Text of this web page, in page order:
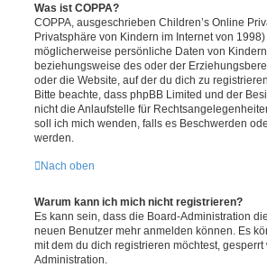
Was ist COPPA?
COPPA, ausgeschrieben Children’s Online
Privatsphäre von Kindern im Internet von
möglicherweise persönliche Daten von
beziehungsweise des oder der
oder die Website, auf der du dich zu
Bitte beachte, dass phpBB Limited und der
nicht die Anlaufstelle für
soll ich mich wenden, falls es Beschwerden
werden.
Nach oben
Warum kann ich mich nicht registrieren?
Es kann sein, dass die Board-Administration
neuen Benutzer mehr anmelden können. Es
mit dem du dich registrieren möchtest,
Administration.